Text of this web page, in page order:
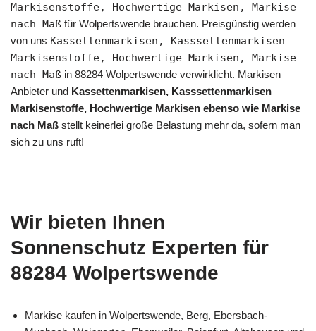
Markisenstoffe, Hochwertige Markisen, Markise
nach Maß für Wolpertswende brauchen. Preisgünstig werden
von uns Kassettenmarkisen, Kasssettenmarkisen
Markisenstoffe, Hochwertige Markisen, Markise
nach Maß in 88284 Wolpertswende verwirklicht. Markisen
Anbieter und Kassettenmarkisen, Kasssettenmarkisen
Markisenstoffe, Hochwertige Markisen ebenso wie Markise
nach Maß stellt keinerlei große Belastung mehr da, sofern man
sich zu uns ruft!
Wir bieten Ihnen
Sonnenschutz Experten für
88284 Wolpertswende
Markise kaufen in Wolpertswende, Berg, Ebersbach-